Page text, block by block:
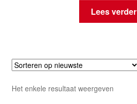
Lees verder
Het enkele resultaat weergeven